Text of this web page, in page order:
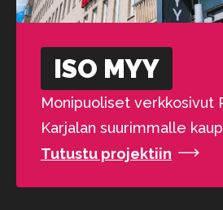
ISO MYY
Monipuoliset verkkosivut
Karjalan suurimmalle
Tutustu projektiin